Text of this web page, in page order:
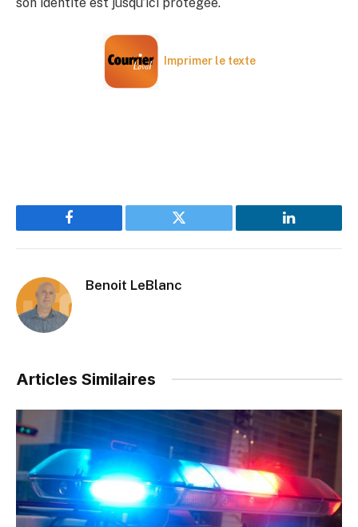
son identité est jusqu’ici protégée.
Imprimer le texte
Facebook Twitter LinkedIn
Benoit LeBlanc
Articles Similaires